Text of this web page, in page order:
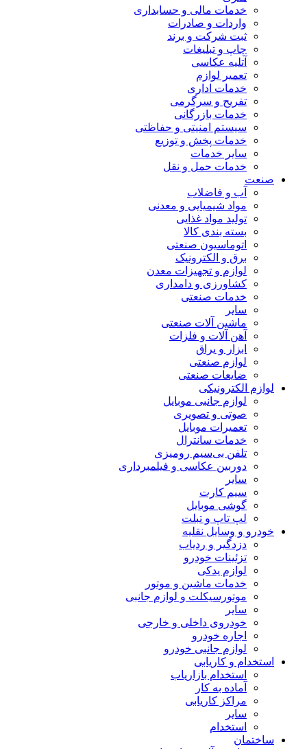
خدمات مالی و حسابداری
واردات و صادرات
ثبت شرکت و برند
چاپ و تبلیغات
آتلیه عکاسی
تعمیر لوازم
خدمات اداری
تفریح و سرگرمی
خدمات بازرگانی
سیستم امنیتی و حفاظتی
خدمات پخش و توزیع
سایر خدمات
خدمات حمل و نقل
صنعت
آب و فاضلاب
مواد شیمیایی و معدنی
تولید مواد غذایی
بسته بندی کالا
اتوماسیون صنعتی
برق و الکترونیک
لوازم و تجهیزات معدن
کشاورزی و دامداری
خدمات صنعتی
سایر
ماشین آلات صنعتی
آهن آلات و فلزات
ابزار و یراق
لوازم صنعتی
ضایعات صنعتی
لوازم الکترونیکی
لوازم جانبی موبایل
صوتی و تصویری
تعمیرات موبایل
خدمات سانترال
تلفن بی‌سیم رومیزی
دوربین عکاسی و فیلمبرداری
سایر
سیم کارت
گوشی موبایل
لپ تاپ و تبلت
خودرو و وسایل نقلیه
دزدگیر و ردیاب
تزئینات خودرو
لوازم یدکی
خدمات ماشین و موتور
موتورسیکلت و لوازم جانبی
سایر
خودروی داخلی و خارجی
اجاره خودرو
لوازم جانبی خودرو
استخدام و کاریابی
استخدام بازاریاب
آماده به کار
مراکز کاریابی
سایر
استخدام
ساختمان